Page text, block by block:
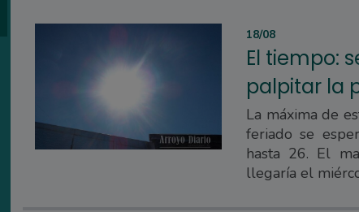
18/08
El tiempo:
palpitar la
La máxima de
feriado se
hasta 26. El
llegaría el